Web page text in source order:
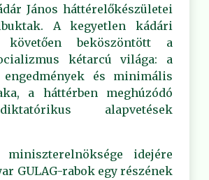
János háttérelőkészületei
A kegyetlen kádári
követően beköszöntött a
kétarcú világa: a
engedmények és minimális
a háttérben meghúzódó
alapvetések
idejére
GULAG-rabok egy részének